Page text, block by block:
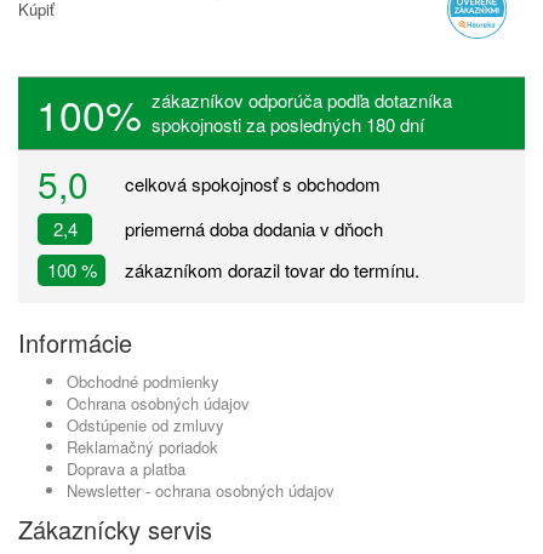
Kúpiť
100% zákazníkov odporúča podľa dotazníka
spokojnosti za posledných 180 dní
5,0
celková spokojnosť s obchodom
2,4
priemerná doba dodania v dňoch
100 %
zákazníkom dorazil tovar do termínu.
Informácie
Obchodné podmienky
Ochrana osobných údajov
Odstúpenie od zmluvy
Reklamačný poriadok
Doprava a platba
Newsletter - ochrana osobných údajov
Zákaznícky servis